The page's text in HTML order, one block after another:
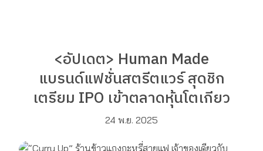
<อัปเดต> Human Made
แบรนด์แฟชั่นสตรีตแวร์ สุดชิก
เตรียม IPO เข้าตลาดหุ้นโตเกียว
24 พ.ย. 2025